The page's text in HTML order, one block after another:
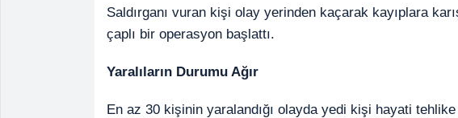
Saldırganı vuran kişi olay yerinden kaçarak kayıplara
çaplı bir operasyon başlattı.
Yaralıların Durumu Ağır
En az 30 kişinin yaralandığı olayda yedi kişi hayati